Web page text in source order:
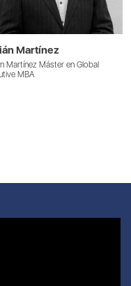
Martínez
Martínez Máster en Global
MBA